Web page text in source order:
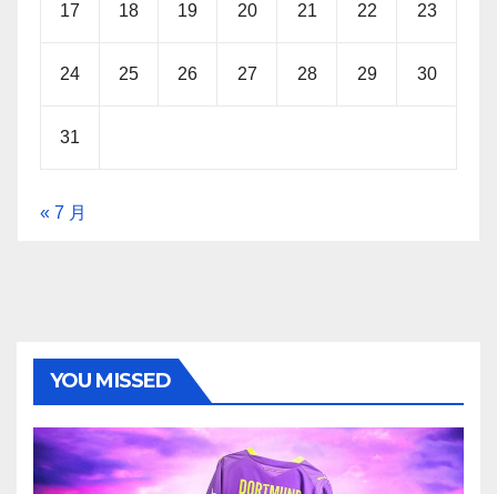
17 18 19 20 21 22 23
24 25 26 27 28 29 30
31
« 7 月
YOU MISSED